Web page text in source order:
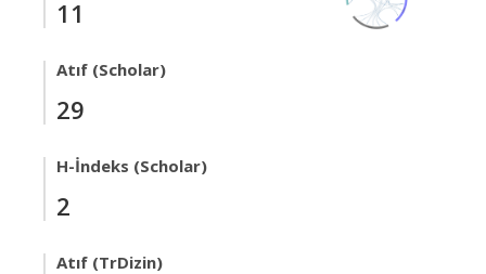
11
Atıf (Scholar)
29
H-İndeks (Scholar)
2
Atıf (TrDizin)